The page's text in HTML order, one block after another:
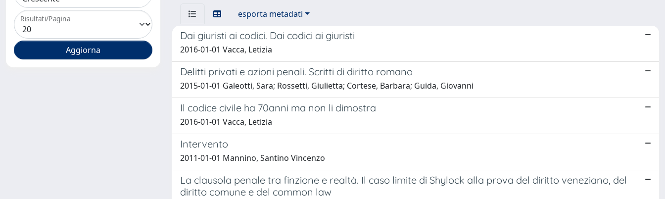
Risultati/Pagina
esporta metadati
Dai giuristi ai codici. Dai codici ai giuristi
2016-01-01 Vacca, Letizia
Delitti privati e azioni penali. Scritti di diritto romano
2015-01-01 Galeotti, Sara; Rossetti, Giulietta; Cortese, Barbara; Guida, Giovanni
Il codice civile ha 70anni ma non li dimostra
2016-01-01 Vacca, Letizia
Intervento
2011-01-01 Mannino, Santino Vincenzo
La clausola penale tra finzione e realtà. Il caso limite di Shylock alla prova del diritto veneziano, del
diritto comune e del common law